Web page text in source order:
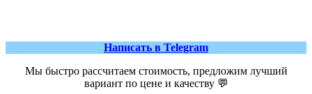
Написать в Telegram
Мы быстро рассчитаем стоимость, предложим лучший
вариант по цене и качеству 💬